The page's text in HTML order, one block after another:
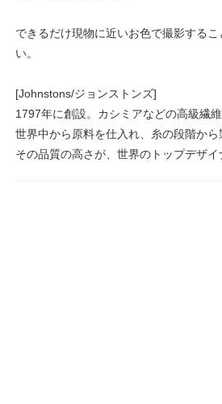
できるだけ現物に近いお色で撮影する
い。
[Johnstons/ジョンストンズ]
1797年に創設。カシミアなどの高級繊
世界中から原料を仕入れ、糸の段階か
その品質の高さが、世界のトップデザ